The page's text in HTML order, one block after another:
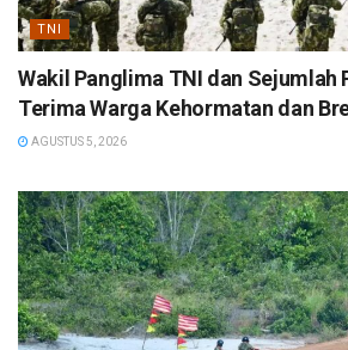
TNI
Wakil Panglima TNI dan Sejumlah
Terima Warga Kehormatan dan
AGUSTUS 5, 2026